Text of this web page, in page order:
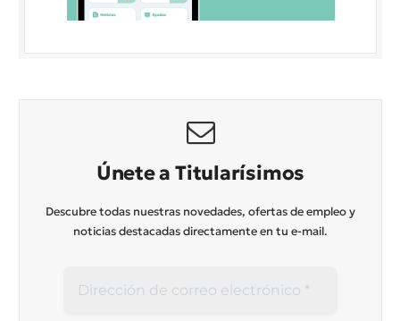
Únete a Titularísimos
Descubre todas nuestras novedades, ofertas de empleo y
noticias destacadas directamente en tu e-mail.